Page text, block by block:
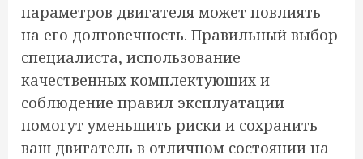
параметров двигателя может повлиять
на его долговечность. Правильный выбор
специалиста, использование
качественных комплектующих и
соблюдение правил эксплуатации
помогут уменьшить риски и сохранить
ваш двигатель в отличном состоянии на